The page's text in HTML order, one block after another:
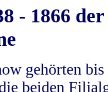
- 1866
gehörten
beiden